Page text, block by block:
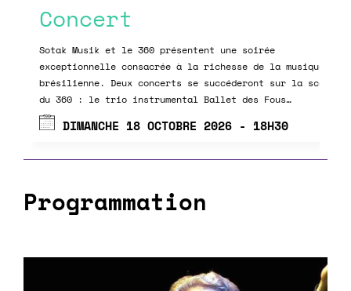
Concert
Sotak Musik et le 360 présentent une soirée
exceptionnelle consacrée à la richesse de la musique
brésilienne. Deux concerts se succéderont sur la scène
du 360 : le trio instrumental Ballet des Fous…
DIMANCHE 18 OCTOBRE 2026 - 18H30
Programmation